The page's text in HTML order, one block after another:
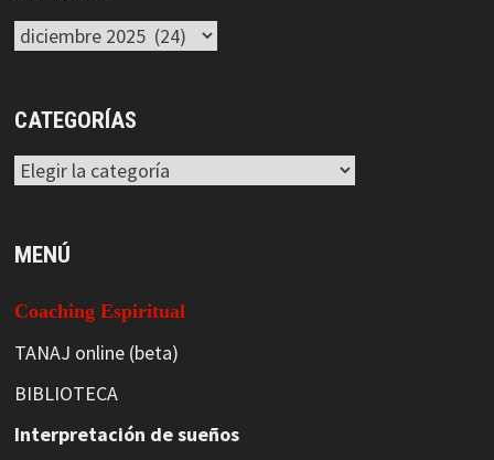
Archivos
CATEGORÍAS
Categorías
MENÚ
Coaching Espiritual
TANAJ online (beta)
BIBLIOTECA
Interpretación de sueños